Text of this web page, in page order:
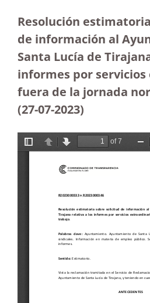
Resolución
de información al
Santa Lucía de
informes por
fuera de la jornada
(27-07-2023)